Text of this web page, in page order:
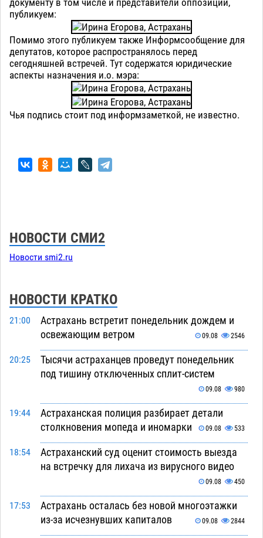
публикуем:
Помимо этого публикуем также Информсообщение для
депутатов, которое распространялось перед
сегодняшней встречей. Тут содержатся юридические
аспекты назначения и.о. мэра:
Чья подпись стоит под информзаметкой, не известно.
НОВОСТИ СМИ2
Новости smi2.ru
НОВОСТИ КРАТКО
21:00
Астрахань встретит понедельник дождем и
освежающим ветром
09.08 2546
20:25
Тысячи астраханцев проведут понедельник
под тишину отключенных сплит-систем
09.08 980
19:44
Астраханская полиция разбирает детали
столкновения мопеда и иномарки
09.08 533
18:54
Астраханский суд оценит стоимость выезда
на встречку для лихача из вирусного видео
09.08 450
17:53
Астрахань осталась без новой многоэтажки
из-за исчезнувших капиталов
09.08 2844